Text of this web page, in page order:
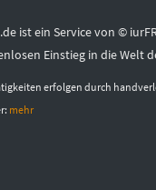
ist ein Service von ©
Einstieg in die Welt
erfolgen durch
mehr